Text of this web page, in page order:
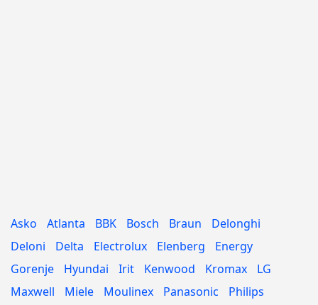
Asko Atlanta BBK Bosch Braun
Delonghi
Deloni
Delta Electrolux Elenberg
Energy
Gorenje
Hyundai Irit Kenwood Kromax
LG
Maxwell
Miele Moulinex Panasonic
Philips